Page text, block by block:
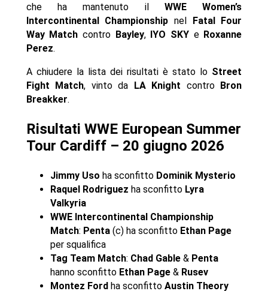
che ha mantenuto il WWE Women’s
Intercontinental Championship nel
Fatal Four
Way Match contro Bayley, IYO SKYe Roxanne
Perez.
A chiudere la lista dei risultati è stato lo Street
Fight Match, vinto da LA Knight contro
Bron
Breakker.
Risultati WWE European Summer
Tour Cardiff – 20 giugno 2026
Jimmy Uso ha sconfitto Dominik Mysterio
Raquel Rodriguez ha sconfitto Lyra
Valkyria
WWE Intercontinental Championship
Match: Penta(c) ha sconfitto Ethan Page
per squalifica
Tag Team Match: Chad Gable& Penta
hanno sconfitto Ethan Page& Rusev
Montez Ford ha sconfitto Austin Theory